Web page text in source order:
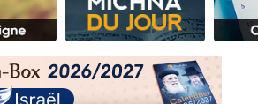
WhatsApp
sur Zoom
WhatsApp